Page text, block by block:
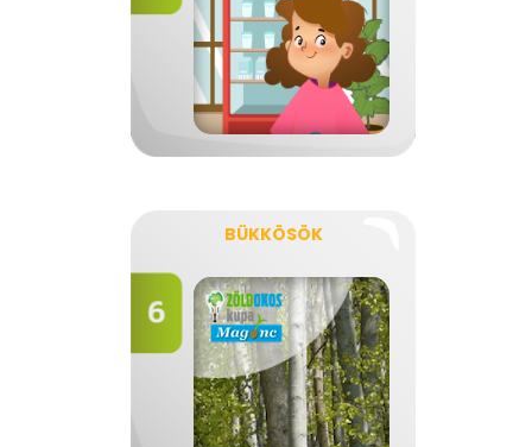
BÜKKÖSÖK